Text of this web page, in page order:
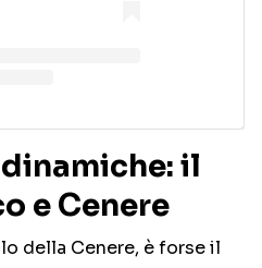
il
e Cenere
della Cenere, è forse il